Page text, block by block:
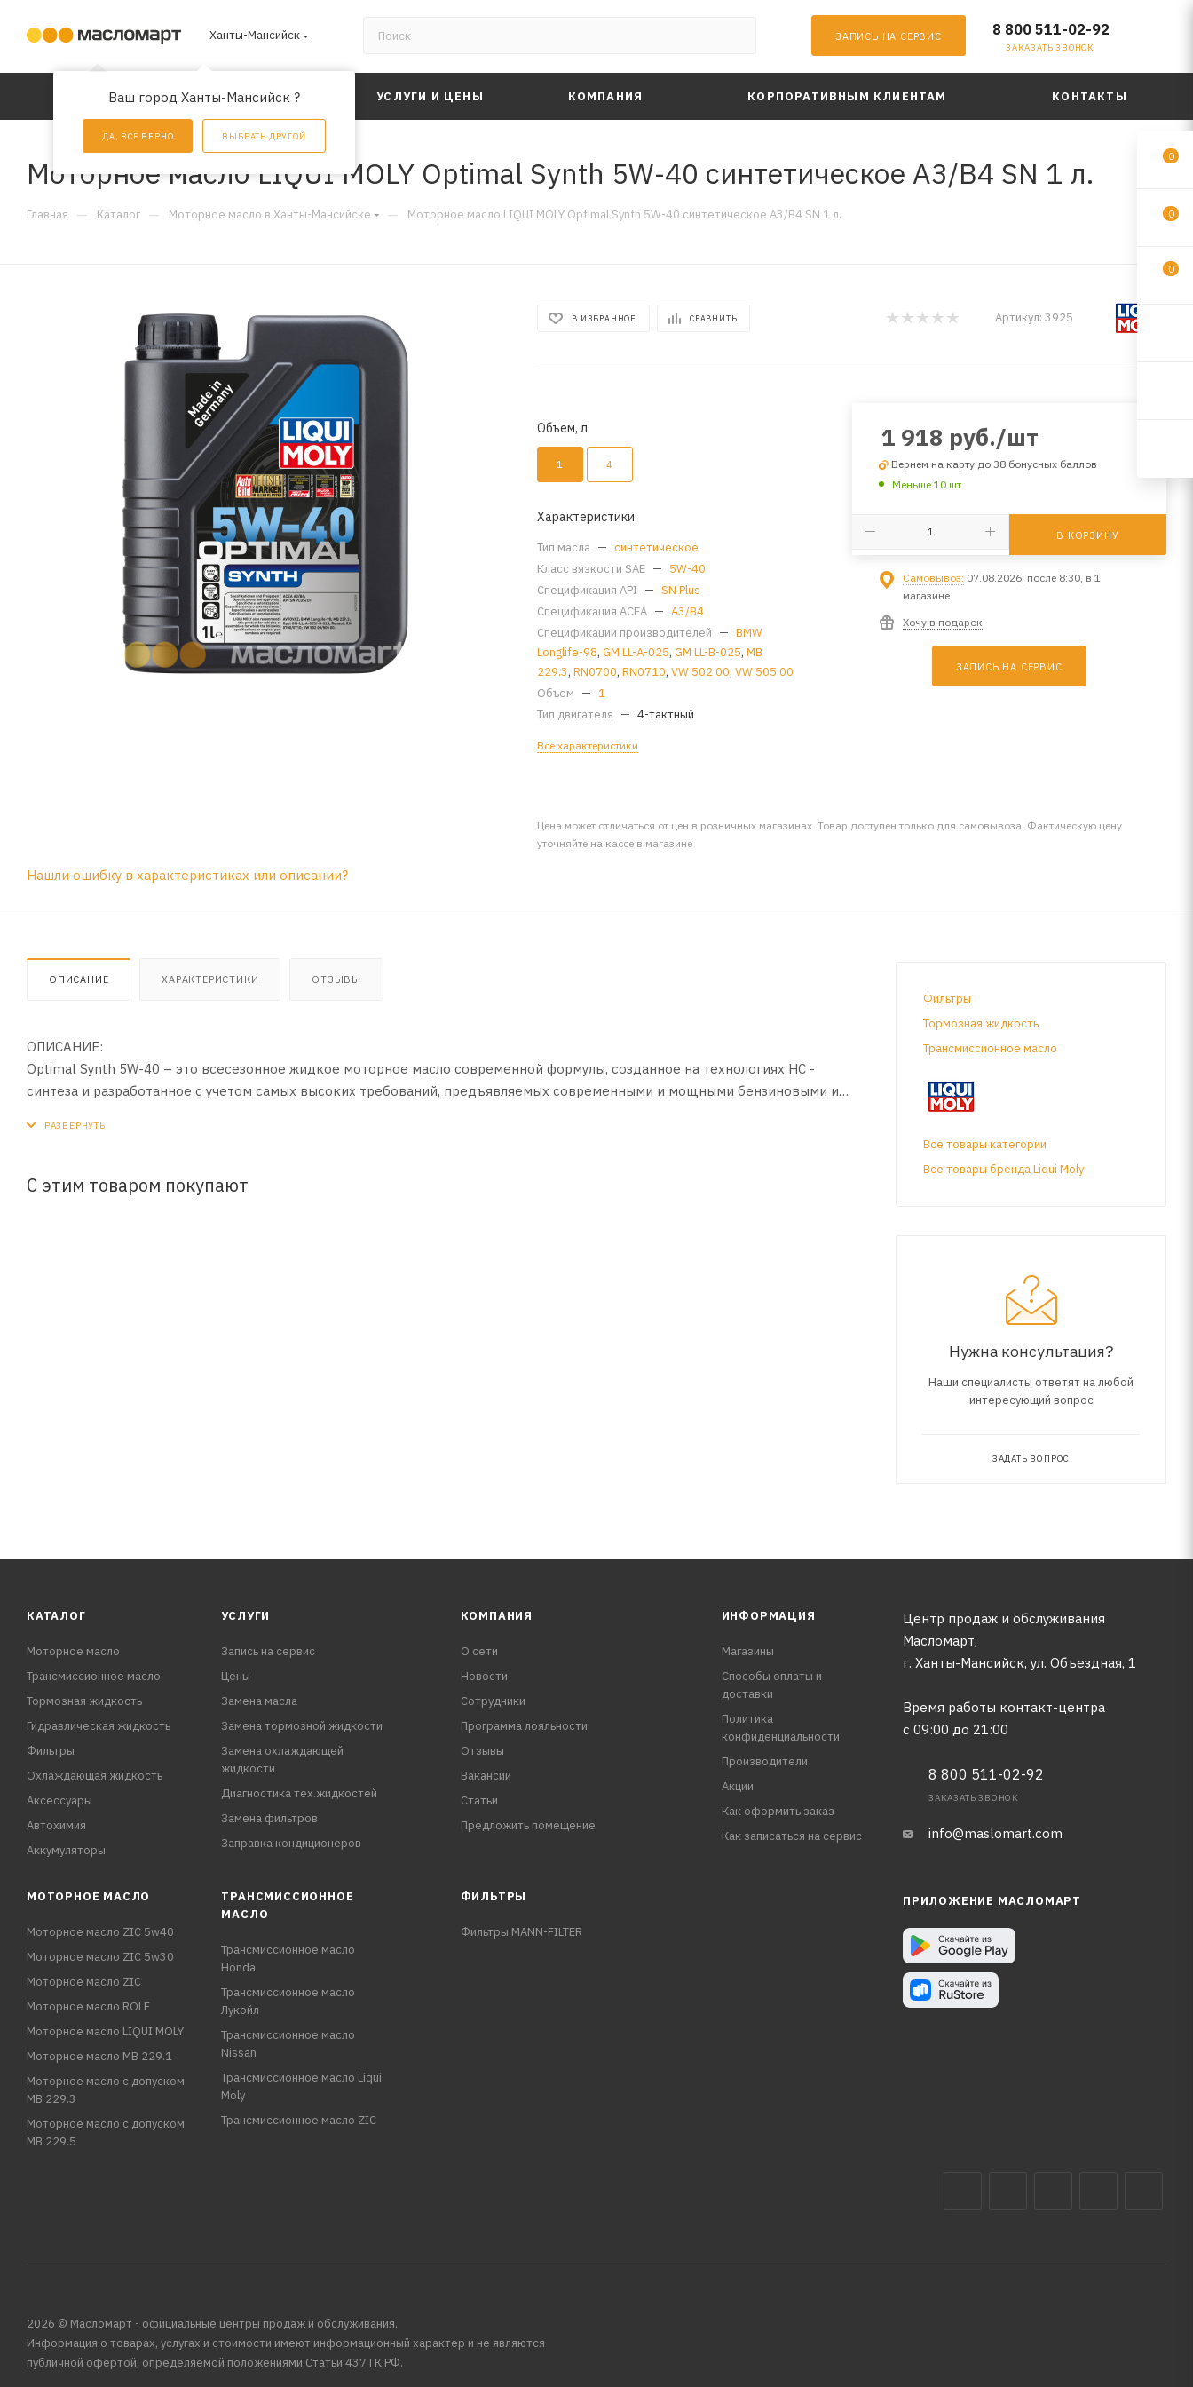
Ханты-Мансийск
Ваш город Ханты-Мансийск ?
ДА, ВСЕ ВЕРНО ВЫБРАТЬ ДРУГОЙ
ЗАПИСЬ НА СЕРВИС 8 800 511-02-92
ЗАКАЗАТЬ ЗВОНОК
КАТАЛОГ АКЦИИ УСЛУГИ И ЦЕНЫ КОМПАНИЯ КОРПОРАТИВНЫМ КЛИЕНТАМ КОНТАКТЫ
Моторное масло LIQUI MOLY Optimal Synth 5W-40 синтетическое A3/B4 SN 1 л.
Главная — Каталог — Моторное масло в Ханты-Мансийске — Моторное масло LIQUI MOLY Optimal Synth 5W-40 синтетическое A3/B4 SN 1 л.
В ИЗБРАННОЕ СРАВНИТЬ Артикул: 3925
Объем, л.
1 4
Характеристики
Тип масла — синтетическое
Класс вязкости SAE — 5W-40
Спецификация API — SN Plus
Спецификация ACEA — A3/B4
Спецификации производителей — BMW
Longlife-98,GM LL-A-025,GM LL-B-025,MB
229.3,RN0700,RN0710,VW 502 00,VW 505 00
Объем — 1
Тип двигателя — 4-тактный
Все характеристики
1 918 руб./шт
Вернем на карту до 38 бонусных баллов
Меньше 10 шт
В КОРЗИНУ
Самовывоз: 07.08.2026, после 8:30, в 1
магазине
Хочу в подарок
ЗАПИСЬ НА СЕРВИС
Цена может отличаться от цен в розничных магазинах. Товар доступен только для самовывоза. Фактическую цену
уточняйте на кассе в магазине
Нашли ошибку в характеристиках или описании?
ОПИСАНИЕ ХАРАКТЕРИСТИКИ ОТЗЫВЫ
ОПИСАНИЕ:
Optimal Synth 5W-40 – это всесезонное жидкое моторное масло современной формулы, созданное на технологиях HC -
синтеза и разработанное с учетом самых высоких требований, предъявляемых современными и мощными бензиновыми и
ПРИМЕНЕНИЕ:
С этим товаром покупают
Фильтры
Тормозная жидкость
Трансмиссионное масло
Все товары категории
Все товары бренда Liqui Moly
Нужна консультация?
Наши специалисты ответят на любой
интересующий вопрос
ЗАДАТЬ ВОПРОС
КАТАЛОГ
Моторное масло
Трансмиссионное масло
Тормозная жидкость
Гидравлическая жидкость
Фильтры
Охлаждающая жидкость
Аксессуары
Автохимия
Аккумуляторы
УСЛУГИ
Запись на сервис
Цены
Замена масла
Замена тормозной жидкости
Замена охлаждающей
жидкости
Диагностика тех.жидкостей
Замена фильтров
Заправка кондиционеров
КОМПАНИЯ
О сети
Новости
Сотрудники
Программа лояльности
Отзывы
Вакансии
Статьи
Предложить помещение
ИНФОРМАЦИЯ
Магазины
Способы оплаты и
доставки
Политика
конфиденциальности
Производители
Акции
Как оформить заказ
Как записаться на сервис
Центр продаж и обслуживания
Масломарт,
г. Ханты-Мансийск, ул. Объездная, 1
Время работы контакт-центра
с 09:00 до 21:00
8 800 511-02-92
ЗАКАЗАТЬ ЗВОНОК
info@maslomart.com
МОТОРНОЕ МАСЛО
Моторное масло ZIC 5w40
Моторное масло ZIC 5w30
Моторное масло ZIC
Моторное масло ROLF
Моторное масло LIQUI MOLY
Моторное масло MB 229.1
Моторное масло с допуском
MB 229.3
Моторное масло с допуском
MB 229.5
ТРАНСМИССИОННОЕ
МАСЛО
Трансмиссионное масло
Honda
Трансмиссионное масло
Лукойл
Трансмиссионное масло
Nissan
Трансмиссионное масло Liqui
Moly
Трансмиссионное масло ZIC
ФИЛЬТРЫ
Фильтры MANN-FILTER
ПРИЛОЖЕНИЕ МАСЛОМАРТ
2026 © Масломарт - официальные центры продаж и обслуживания.
Информация о товарах, услугах и стоимости имеют информационный характер и не являются
публичной офертой, определяемой положениями Статьи 437 ГК РФ.
0
0
0